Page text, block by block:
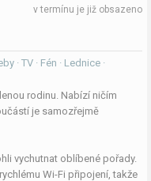
v termínu je již obsazeno
· TV · Fén · Lednice ·
rodinu. Nabízí ničím
je samozřejmě
vychutnat oblíbené pořady.
Wi-Fi připojení, takže